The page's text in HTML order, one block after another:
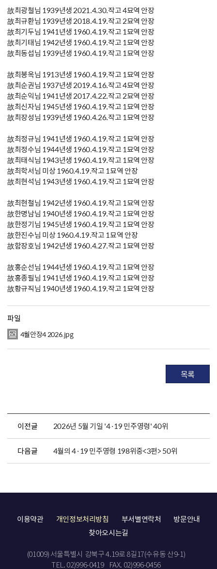
故최광철님 1939년생 2021.4.30.작고 4묘역 안장
故최규환님 1939년생 2018.4.19.작고 2묘역 안장
故최기두님 1941년생 1960.4.19.작고 1묘역 안장
故최기태님 1942년생 1960.4.19.작고 1묘역 안장
故최동섭님 1939년생 1960.4.19.작고 1묘역 안장
故최봉옥님 1913년생 1960.4.19.작고 1묘역 안장
故최순권님 1937년생 2019.4.16.작고 4묘역 안장
故최순익님 1941년생 2017.4.22.작고 2묘역 안장
故최신자님 1945년생 1960.4.19.작고 1묘역 안장
故최장성님 1939년생 1960.4.26.작고 1묘역 안장
故최정규님 1941년생 1960.4.19.작고 1묘역 안장
故최정수님 1944년생 1960.4.19.작고 1묘역 안장
故최태식님 1943년생 1960.4.19.작고 1묘역 안장
故최학서님 미상 1960.4.19.작고 1묘역 안장
故최현석님 1943년생 1960.4.19.작고 1묘역 안장
故최현철님 1942년생 1960.4.19.작고 1묘역 안장
故한명남님 1940년생 1960.4.19.작고 1묘역 안장
故한정기님 1945년생 1960.4.19.작고 1묘역 안장
故한진수님 미상 1960.4.19.작고 1묘역 안장
故함장호님 1942년생 1960.4.27.작고 1묘역 안장
故홍순선님 1944년생 1960.4.19.작고 1묘역 안장
故홍종필님 1941년생 1960.4.19.작고 1묘역 안장
故황규직님 1940년생 1960.4.19.작고 1묘역 안장
파일
4월안장4 2026.jpg
목록
이전글 2026년 5월 기일 '4·19 민주영령' 40위
다음글 4월의 4·19 민주영령 198위중<3편> 50위
이용약관 개인정보처리방침 부서별연락처
방문안내
찾아오시는길
(01009) 서울특별시 강북구 4.19로 8길17(수유동 산9-1)
TEL. 02)996-0419
FAX. 02)996-0456